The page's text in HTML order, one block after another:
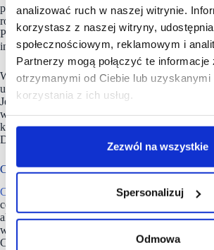
analizować ruch w naszej witrynie.
korzystasz z naszej witryny,
społecznościowym, reklamowym i
Partnerzy mogą połączyć te
otrzymanymi od Ciebie lub uzyskanymi
korzystania z ich usług.
Zezwól na wszystkie
Spersonalizuj
Odmowa
przygaszone. Oprócz wspomnianej inicjatywy,
również możliwość wypożyczenia słuchawek
Podejmowane działania służą stworzeniu
inkluzywnego i przyjaznego wszystkim
W Centrum Korona można również znaleźć
udogodnienia podnoszące komfort spędzania
Jednym z nich jest nowo otwarta edukacyjna
w stylu safari z interaktywnymi grami dla
klientów galerii.
Dodatkowe informacje:
Centrum handlowe Korona to 40 tys. mkw
Centrum Korona
to jedno z pierwszych
centrów handlowych w Polsce, gdzie oprócz
aktywnie spędzić czas w klubie fitness oraz
w strefie kina i restauracji. Całkowita
Centrum Korona to 40.000 m2.